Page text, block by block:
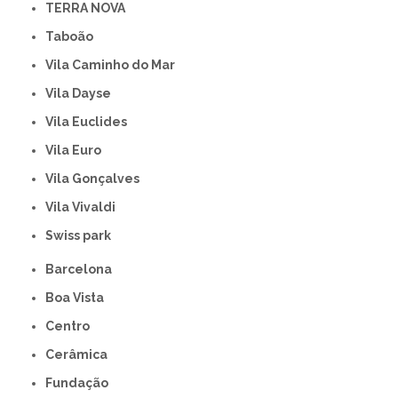
TERRA NOVA
Taboão
Vila Caminho do Mar
Vila Dayse
Vila Euclides
Vila Euro
Vila Gonçalves
Vila Vivaldi
swiss park
Barcelona
Boa Vista
Centro
Cerâmica
Fundação